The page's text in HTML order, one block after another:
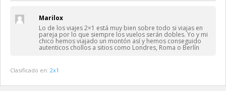
Marilox
Lo de los viajes 2×1 está muy bien sobre todo si viajas en
pareja por lo que siempre los vuelos serán dobles. Yo y mi
chico hemos viajado un montón así y hemos conseguido
autenticos chollos a sitios como Londres, Roma o Berlín
Clasificado en: 2x1